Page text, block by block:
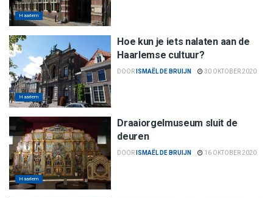
Haarlem
Haarlem
Hoe kun je iets nalaten aan de
Haarlemse cultuur?
DOOR ISMAËL DE BRUIJN 30 OKTOBER 2020
Haarlem
Draaiorgelmuseum sluit de
deuren
DOOR ISMAËL DE BRUIJN 16 OKTOBER 2020